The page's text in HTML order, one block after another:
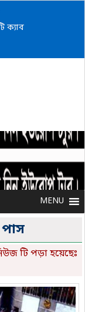
ক্যাব
MENU
MENU
টি পড়া হয়েছেঃ